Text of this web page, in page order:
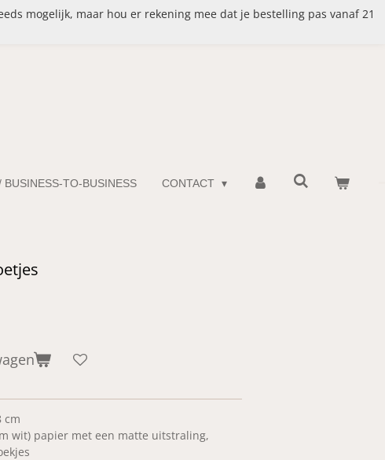
mogelijk, maar hou er rekening mee dat je bestelling pas vanaf 21
BUSINESS-TO-BUSINESS CONTACT
cm
wit) papier met een matte uitstraling,